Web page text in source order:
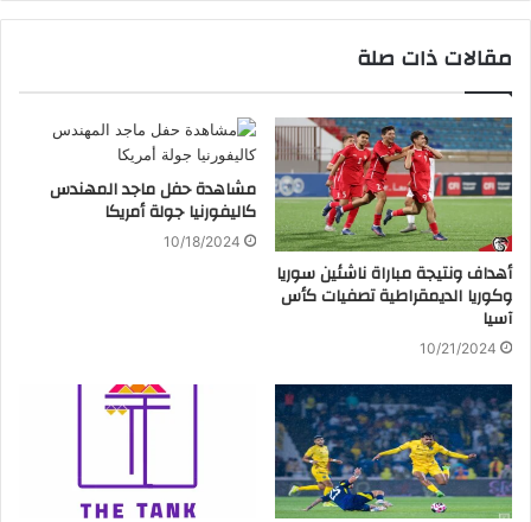
مقالات ذات صلة
أهداف ونتيجة مباراة ناشئين سوريا
وكوريا الديمقراطية تصفيات كأس
آسيا
10/21/2024
مشاهدة حفل ماجد المهندس
كاليفورنيا جولة أمريكا
10/18/2024